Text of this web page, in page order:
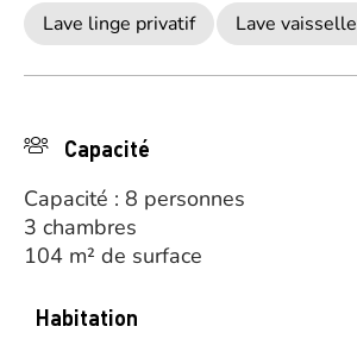
Lave linge privatif
Lave vaisselle
Capacité
Capacité : 8 personnes
3 chambres
104 m² de surface
Habitation